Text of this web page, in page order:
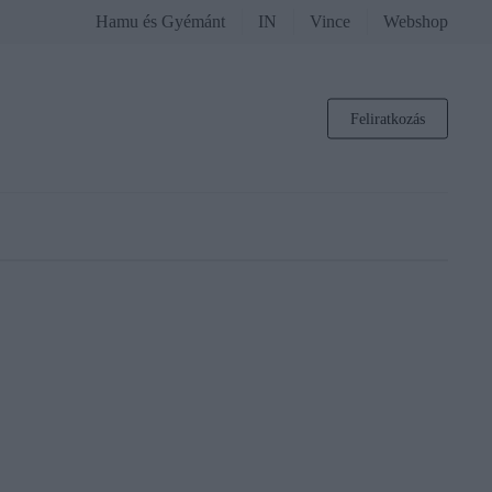
Hamu és Gyémánt IN Vince Webshop
Feliratkozás